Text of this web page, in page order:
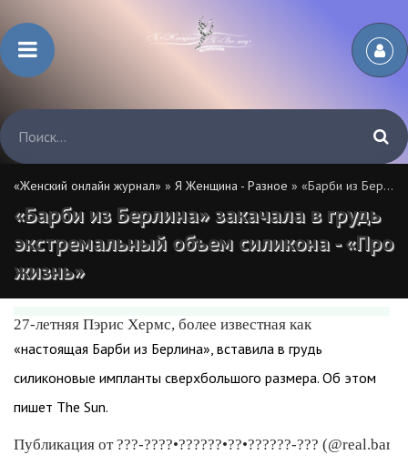
«Женский онлайн журнал» » Я Женщина - Разное » «Барби из Берлина» закачала в грудь экстремальный объем силикона - «Про жизнь»
«Барби из Берлина» закачала в грудь
экстремальный объем силикона - «Про
жизнь»
27-летняя Пэрис Хермс, более известная как
«настоящая Барби из Берлина», вставила в грудь
силиконовые импланты сверхбольшого размера. Об этом
пишет The Sun.
Публикация от ???-????•??????•??•??????-???